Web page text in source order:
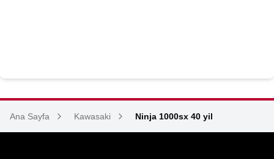
Ana Sayfa Kawasaki Ninja 1000sx 40 yil